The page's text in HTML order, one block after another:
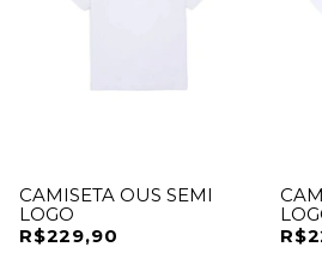
CAMISETA OUS SEMI
LOGO
R$229,90